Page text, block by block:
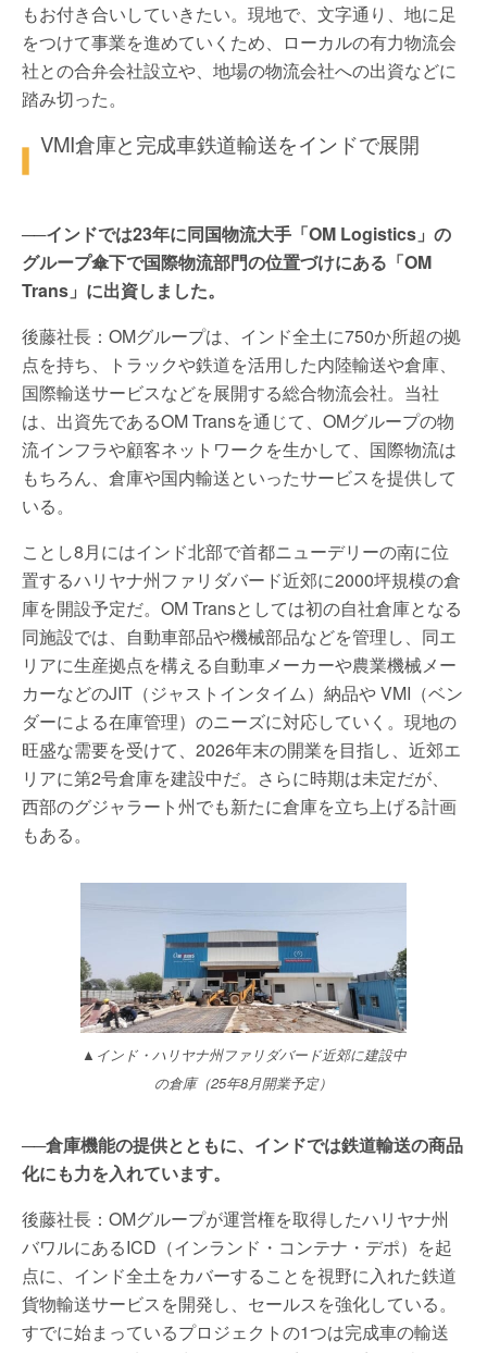
もお付き合いしていきたい。現地で、文字通り、地に足
をつけて事業を進めていくため、ローカルの有力物流会
社との合弁会社設立や、地場の物流会社への出資などに
踏み切った。
VMI倉庫と完成車鉄道輸送をインドで展開
──インドでは23年に同国物流大手「OM Logistics」の
グループ傘下で国際物流部門の位置づけにある「OM
Trans」に出資しました。
後藤社長：OMグループは、インド全土に750か所超の拠
点を持ち、トラックや鉄道を活用した内陸輸送や倉庫、
国際輸送サービスなどを展開する総合物流会社。当社
は、出資先であるOM Transを通じて、OMグループの物
流インフラや顧客ネットワークを生かして、国際物流は
もちろん、倉庫や国内輸送といったサービスを提供して
いる。
ことし8月にはインド北部で首都ニューデリーの南に位
置するハリヤナ州ファリダバード近郊に2000坪規模の倉
庫を開設予定だ。OM Transとしては初の自社倉庫となる
同施設では、自動車部品や機械部品などを管理し、同エ
リアに生産拠点を構える自動車メーカーや農業機械メー
カーなどのJIT（ジャストインタイム）納品や VMI（ベン
ダーによる在庫管理）のニーズに対応していく。現地の
旺盛な需要を受けて、2026年末の開業を目指し、近郊エ
リアに第2号倉庫を建設中だ。さらに時期は未定だが、
西部のグジャラート州でも新たに倉庫を立ち上げる計画
もある。
▲インド・ハリヤナ州ファリダバード近郊に建設中
の倉庫（25年8月開業予定）
──倉庫機能の提供とともに、インドでは鉄道輸送の商品
化にも力を入れています。
後藤社長：OMグループが運営権を取得したハリヤナ州
バワルにあるICD（インランド・コンテナ・デポ）を起
点に、インド全土をカバーすることを視野に入れた鉄道
貨物輸送サービスを開発し、セールスを強化している。
すでに始まっているプロジェクトの1つは完成車の輸送